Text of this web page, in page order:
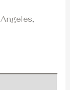
Angeles,